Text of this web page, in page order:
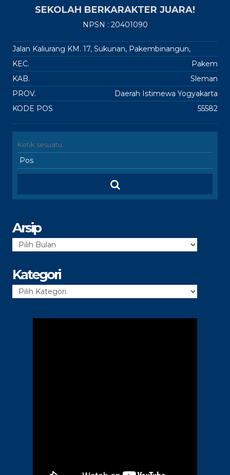
SEKOLAH BERKARAKTER JUARA!
NPSN : 20401090
Jalan Kaliurang KM. 17, Sukunan, Pakembinangun,
KEC.
Pakem
KAB.
Sleman
PROV.
Daerah Istimewa Yogyakarta
KODE POS
55582
Arsip
Arsip
Kategori
Kategori